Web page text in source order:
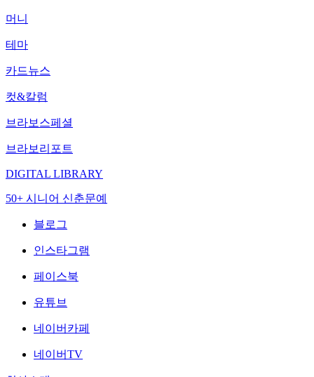
머니
테마
카드뉴스
컷&칼럼
브라보스페셜
브라보리포트
DIGITAL LIBRARY
50+ 시니어 신춘문예
블로그
인스타그램
페이스북
유튜브
네이버카페
네이버TV